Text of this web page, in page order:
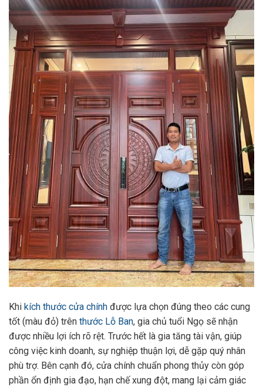
Khi kích thước cửa chính được lựa chọn đúng theo các cung
tốt (màu đỏ) trên thước Lỗ Ban, gia chủ tuổi Ngọ sẽ nhận
được nhiều lợi ích rõ rệt. Trước hết là gia tăng tài vận, giúp
công việc kinh doanh, sự nghiệp thuận lợi, dễ gặp quý nhân
phù trợ. Bên cạnh đó, cửa chính chuẩn phong thủy còn góp
phần ổn định gia đạo, hạn chế xung đột, mang lại cảm giác